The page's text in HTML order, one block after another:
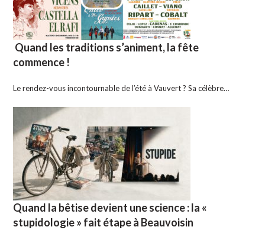
Quand les traditions s’animent, la fête
commence !
Le rendez-vous incontournable de l’été à Vauvert ? Sa célèbre…
Quand la bêtise devient une science : la «
stupidologie » fait étape à Beauvoisin